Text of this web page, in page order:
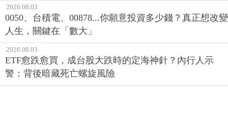
2026.08.03
0050、台積電、00878...你願意投資多少錢？真正想改變
人生，關鍵在「數大」
2026.08.03
ETF愈跌愈買，成台股大跌時的定海神針？內行人示
警：背後暗藏死亡螺旋風險